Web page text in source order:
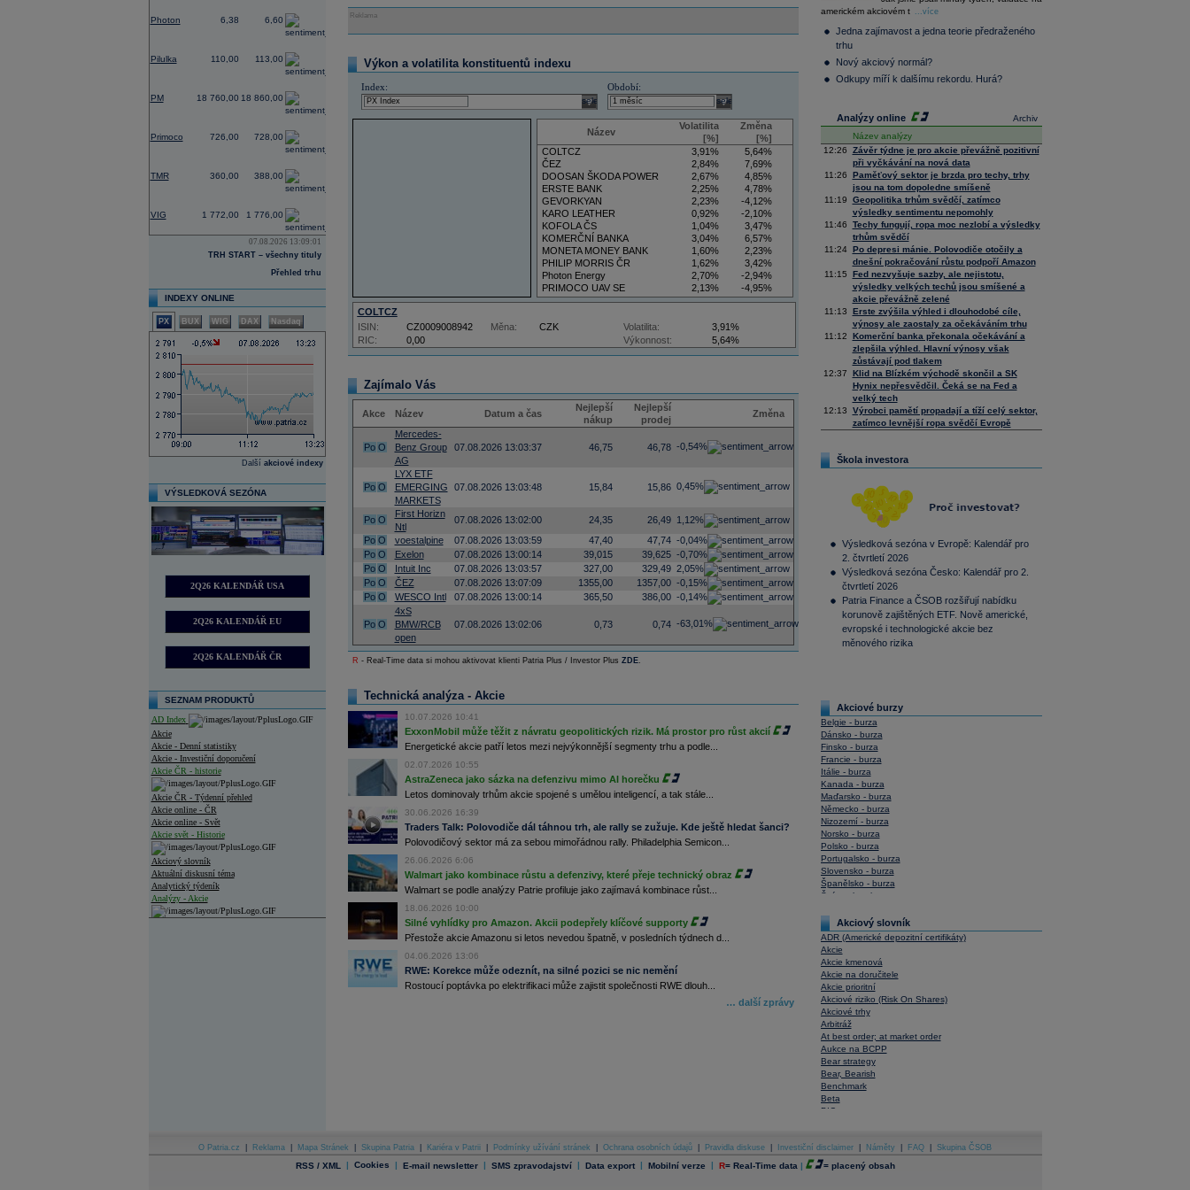
Photon 6,38 6,60
-2,73
Pilulka 110,00 113,00
PM 18 760,00 18 860,00
Primoco 726,00 728,00
TMR 360,00 388,00
VIG 1 772,00 1 776,00
07.08.2026 13:09:01
TRH START – všechny tituly
Přehled trhu
INDEXY ONLINE
PX BUX WIG DAX Nasdaq
Další akciové indexy
VÝSLEDKOVÁ SEZÓNA
2Q26 KALENDÁŘ USA
2Q26 KALENDÁŘ EU
2Q26 KALENDÁŘ ČR
SEZNAM PRODUKTŮ
AD Index
Akcie
Akcie - Denní statistiky
Akcie - Investiční doporučení
Akcie ČR - historie
Akcie ČR - Týdenní přehled
Akcie online - ČR
Akcie online - Svět
Akcie svět - Historie
Akciový slovník
Aktuální diskusní téma
Analytický týdeník
Analýzy - Akcie
Archiv - Měnová politika
Reklama
Výkon a volatilita konstituentů indexu
Index:
select
Období:
select
Název
Volatilita
[%]
Změna
[%]
COLTCZ
3,91%
5,64%
ČEZ
2,84%
7,69%
DOOSAN ŠKODA POWER
2,67%
4,85%
ERSTE BANK
2,25%
4,78%
GEVORKYAN
2,23%
-4,12%
KARO LEATHER
0,92%
-2,10%
KOFOLA ČS
1,04%
3,47%
KOMERČNÍ BANKA
3,04%
6,57%
MONETA MONEY BANK
1,60%
2,23%
PHILIP MORRIS ČR
1,62%
3,42%
Photon Energy
2,70%
-2,94%
PRIMOCO UAV SE
2,13%
-4,95%
VIG
4,09%
11,61%
COLTCZ
RIC: 0,00
ISIN: CZ0009008942 Měna: CZK Volatilita:
3,91%
Výkonnost:
5,64%
Zajímalo Vás
Akce Název Datum a čas
Nejlepší
nákup
Nejlepší
prodej
Změna
Po O
Mercedes-
Benz Group
AG
07.08.2026 13:03:37 46,75 46,78 -0,54%
Po O
LYX ETF
EMERGING
MARKETS
07.08.2026 13:03:48 15,84 15,86 0,45%
Po O
First Horizn
Ntl
07.08.2026 13:02:00 24,35 26,49
1,12%
Po O voestalpine 07.08.2026 13:03:59 47,40 47,74 -0,04%
Po O Exelon 07.08.2026 13:00:14 39,015 39,625 -0,70%
Po O Intuit Inc 07.08.2026 13:03:57 327,00 329,49 2,05%
Po O ČEZ 07.08.2026 13:07:09 1355,00 1357,00 -0,15%
Po O WESCO Intl 07.08.2026 13:00:14 365,50 386,00 -0,14%
Po O
4xS
BMW/RCB
open
07.08.2026 13:02:06 0,73 0,74 -63,01%
R - Real-Time data si mohou aktivovat klienti Patria Plus / Investor Plus ZDE.
Technická analýza - Akcie
10.07.2026 10:41
ExxonMobil může těžit z návratu geopolitických rizik. Má prostor pro růst akcií
Energetické akcie patří letos mezi nejvýkonnější segmenty trhu a podle...
02.07.2026 10:55
AstraZeneca jako sázka na defenzivu mimo AI horečku
Letos dominovaly trhům akcie spojené s umělou inteligencí, a tak stále...
30.06.2026 16:39
Traders Talk: Polovodiče dál táhnou trh, ale rally se zužuje. Kde ještě hledat šanci?
Polovodičový sektor má za sebou mimořádnou rally. Philadelphia Semicon...
26.06.2026 6:06
Walmart jako kombinace růstu a defenzivy, které přeje technický obraz
Walmart se podle analýzy Patrie profiluje jako zajímavá kombinace růst...
18.06.2026 10:00
Silné vyhlídky pro Amazon. Akcii podepřely klíčové supporty
Přestože akcie Amazonu si letos nevedou špatně, v posledních týdnech d...
04.06.2026 13:06
RWE: Korekce může odeznít, na silné pozici se nic nemění
Rostoucí poptávka po elektrifikaci může zajistit společnosti RWE dlouh...
… další zprávy
Composite
36 128,57 -0,05
Tecdax
Performance
index
4 071,61
americkém akciovém t
...více
Jedna zajímavost a jedna teorie předraženého
trhu
Nový akciový normál?
Odkupy míří k dalšímu rekordu. Hurá?
Archiv
Analýzy online
Název analýzy
12:26
Závěr týdne je pro akcie převážně pozitivní
při vyčkávání na nová data
11:26
Paměťový sektor je brzda pro techy, trhy
jsou na tom dopoledne smíšeně
11:19
Geopolitika trhům svědčí, zatímco
výsledky sentimentu nepomohly
11:46
Techy fungují, ropa moc nezlobí a výsledky
trhům svědčí
11:24
Po depresi mánie. Polovodiče otočily a
dnešní pokračování růstu podpoří Amazon
11:15
Fed nezvyšuje sazby, ale nejistotu,
výsledky velkých techů jsou smíšené a
akcie převážně zelené
11:13
Erste zvýšila výhled i dlouhodobé cíle,
výnosy ale zaostaly za očekáváním trhu
11:12
Komerční banka překonala očekávání a
zlepšila výhled. Hlavní výnosy však
zůstávají pod tlakem
12:37
Klid na Blízkém východě skončil a SK
Hynix nepřesvědčil. Čeká se na Fed a
velký tech
12:13
Výrobci pamětí propadají a tíží celý sektor,
zatímco levnější ropa svědčí Evropě
Škola investora
Výsledková sezóna v Evropě: Kalendář pro
2. čtvrtletí 2026
Výsledková sezóna Česko: Kalendář pro 2.
čtvrtletí 2026
Patria Finance a ČSOB rozšiřují nabídku
korunově zajištěných ETF. Nově americké,
evropské i technologické akcie bez
měnového rizika
Akciové burzy
Belgie - burza
Dánsko - burza
Finsko - burza
Francie - burza
Itálie - burza
Kanada - burza
Maďarsko - burza
Německo - burza
Nizozemí - burza
Norsko - burza
Polsko - burza
Portugalsko - burza
Slovensko - burza
Španělsko - burza
Švýcarsko - burza
Akciový slovník
ADR (Americké depozitní certifikáty)
Akcie
Akcie kmenová
Akcie na doručitele
Akcie prioritní
Akciové riziko (Risk On Shares)
Akciové trhy
Arbitráž
At best order; at market order
Aukce na BCPP
Bear strategy
Bear, Bearish
Benchmark
Beta
BIC
Bonita
Book To Bill Ratio
Book Value
O Patria.cz Reklama Mapa Stránek Skupina Patria Kariéra v Patrii Podmínky užívání stránek Ochrana osobních údajů Pravidla diskuse Investiční disclaimer Náměty FAQ Skupina ČSOB
RSS / XML | Cookies | E-mail newsletter | SMS zpravodajství | Data export | Mobilní verze | R= Real-Time data | = placený obsah